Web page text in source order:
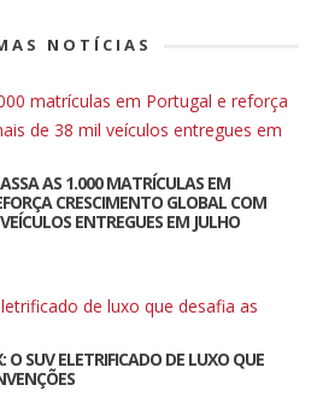
NOTÍCIAS
AS 1.000 MATRÍCULAS EM
CRESCIMENTO GLOBAL COM
ENTREGUES EM JULHO
O SUV ELETRIFICADO DE LUXO QUE